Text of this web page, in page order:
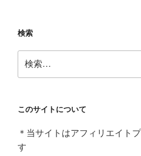
検索
索:
このサイトについて
＊当サイトはアフィリエイト
す